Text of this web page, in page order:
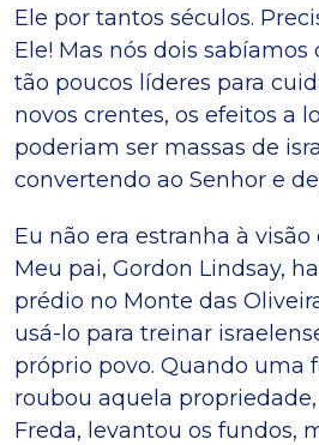
Ele por tantos séculos.
Ele! Mas nós dois sabíamos
tão poucos líderes para
novos crentes, os efeitos a
poderiam ser massas de
convertendo ao Senhor e
Eu não era estranha à
Meu pai, Gordon Lindsay,
prédio no Monte das
usá-lo para treinar
próprio povo. Quando uma
roubou aquela
Freda, levantou os fundos,